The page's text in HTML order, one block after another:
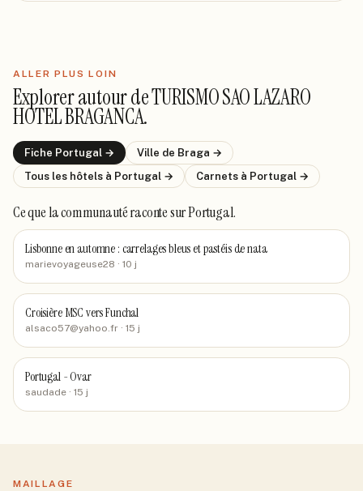
ALLER PLUS LOIN
Explorer autour deTURISMO SAO LAZARO
HOTEL BRAGANCA.
Fiche Portugal → Ville de Braga →
Tous les hôtels à Portugal → Carnets à Portugal →
Ce que la communauté racontesur Portugal.
Lisbonne en automne : carrelages bleus et pastéis de nata
marievoyageuse28 · 10 j
Croisière MSC vers Funchal
alsaco57@yahoo.fr · 15 j
Portugal - Ovar
saudade · 15 j
MAILLAGE